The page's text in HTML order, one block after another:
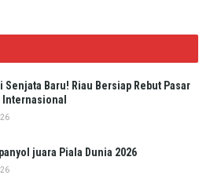
Senjata Baru! Riau Bersiap Rebut Pasar
Internasional
juara Piala Dunia 2026